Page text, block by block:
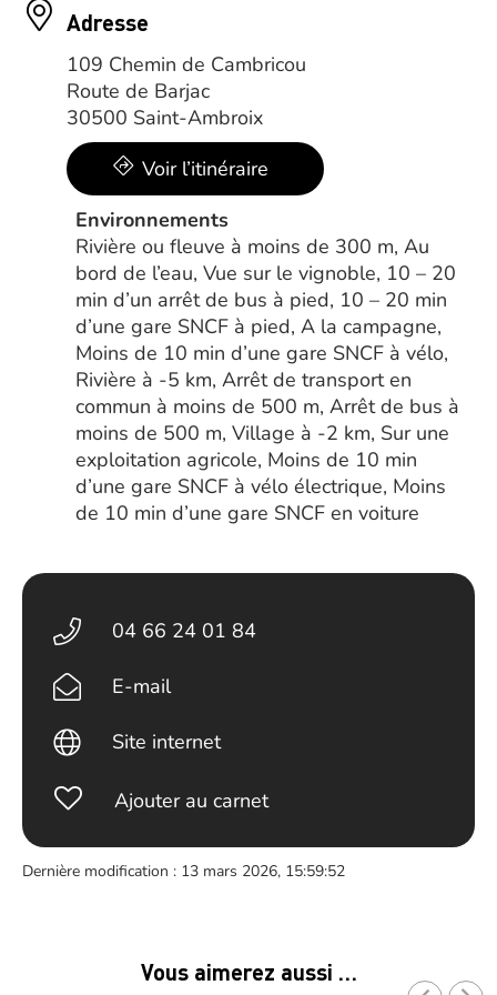
Adresse
109 Chemin de Cambricou
Route de Barjac
30500 Saint-Ambroix
Voir l’itinéraire
Environnements
Rivière ou fleuve à moins de 300 m, Au
bord de l’eau, Vue sur le vignoble, 10 – 20
min d’un arrêt de bus à pied, 10 – 20 min
d’une gare SNCF à pied, A la campagne,
Moins de 10 min d’une gare SNCF à vélo,
Rivière à -5 km, Arrêt de transport en
commun à moins de 500 m, Arrêt de bus à
moins de 500 m, Village à -2 km, Sur une
exploitation agricole, Moins de 10 min
d’une gare SNCF à vélo électrique, Moins
de 10 min d’une gare SNCF en voiture
04 66 24 01 84
E-mail
Site internet
Ajouter au carnet
Dernière modification : 13 mars 2026, 15:59:52
Vous aimerez aussi …